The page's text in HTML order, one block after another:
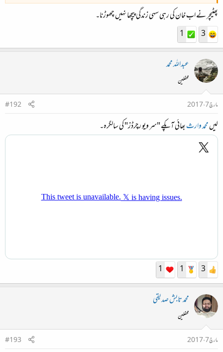
پھٹیچر نے اب خان کی رہی سہی زندگی پیچھا نہیں چھوڑنا۔
3
1
عبداللہ محمد
محفلین
مارچ 7، 2017
#192
لیںمحمد وارثبھائی آپکے "سر ویو رچرڈز" کی سالگرہ۔
3
1
1
محمد تابش صدیقی
محفلین
مارچ 7، 2017
#193